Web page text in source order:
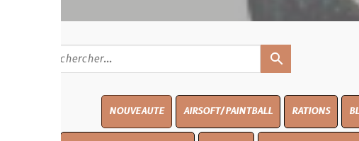
AIRSOFT/PAINTBALL RATIONS BLASON MURAL